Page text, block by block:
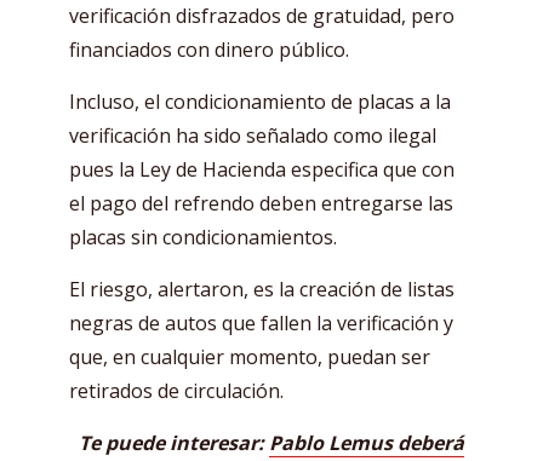
verificación disfrazados de gratuidad, pero
financiados con dinero público.
Incluso, el condicionamiento de placas a la
verificación ha sido señalado como ilegal
pues la Ley de Hacienda especifica que con
el pago del refrendo deben entregarse las
placas sin condicionamientos.
El riesgo, alertaron, es la creación de listas
negras de autos que fallen la verificación y
que, en cualquier momento, puedan ser
retirados de circulación.
Te puede interesar:Pablo Lemus deberá